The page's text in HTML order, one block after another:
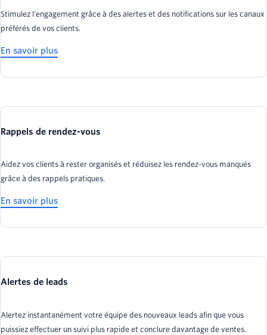
Stimulez l'engagement grâce à des alertes et des notifications sur les canaux
préférés de vos clients.
En savoir plus
Rappels de rendez-vous
Aidez vos clients à rester organisés et réduisez les rendez-vous manqués
grâce à des rappels pratiques.
En savoir plus
Alertes de leads
Alertez instantanément votre équipe des nouveaux leads afin que vous
puissiez effectuer un suivi plus rapide et conclure davantage de ventes.